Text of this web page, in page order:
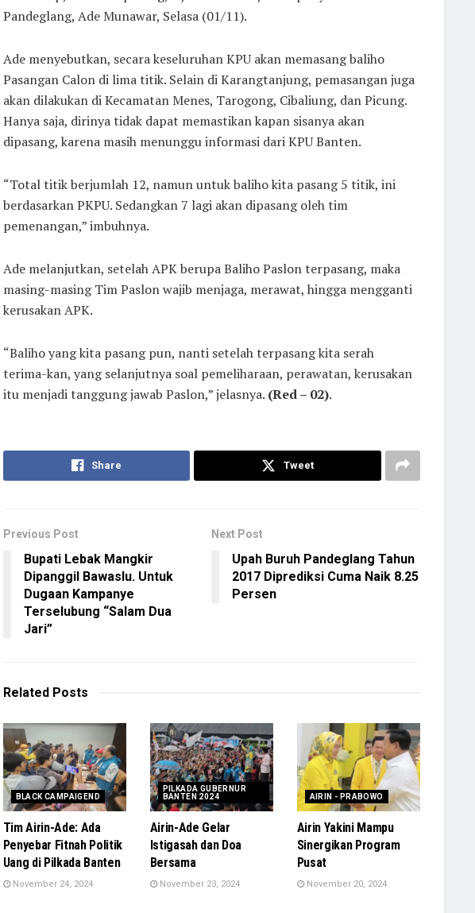
Pandeglang, Ade Munawar, Selasa (01/11).
Ade menyebutkan, secara keseluruhan KPU akan memasang baliho
Pasangan Calon di lima titik. Selain di Karangtanjung, pemasangan juga
akan dilakukan di Kecamatan Menes, Tarogong, Cibaliung, dan Picung.
Hanya saja, dirinya tidak dapat memastikan kapan sisanya akan
dipasang, karena masih menunggu informasi dari KPU Banten.
“Total titik berjumlah 12, namun untuk baliho kita pasang 5 titik, ini
berdasarkan PKPU. Sedangkan 7 lagi akan dipasang oleh tim
pemenangan,” imbuhnya.
Ade melanjutkan, setelah APK berupa Baliho Paslon terpasang, maka
masing-masing Tim Paslon wajib menjaga, merawat, hingga mengganti
kerusakan APK.
“Baliho yang kita pasang pun, nanti setelah terpasang kita serah
terima-kan, yang selanjutnya soal pemeliharaan, perawatan, kerusakan
itu menjadi tanggung jawab Paslon,” jelasnya. (Red – 02).
Share Tweet
Previous Post
Bupati Lebak Mangkir
Dipanggil Bawaslu. Untuk
Dugaan Kampanye
Terselubung “Salam Dua
Jari”
Next Post
Upah Buruh Pandeglang Tahun
2017 Diprediksi Cuma Naik 8.25
Persen
RelatedPosts
BLACK CAMPAIGEND
Tim Airin-Ade: Ada
Penyebar Fitnah Politik
Uang di Pilkada Banten
November 24, 2024
PILKADA GUBERNUR
BANTEN 2024
Airin-Ade Gelar
Istigasah dan Doa
Bersama
November 23, 2024
AIRIN - PRABOWO
Airin Yakini Mampu
Sinergikan Program
Pusat
November 20, 2024